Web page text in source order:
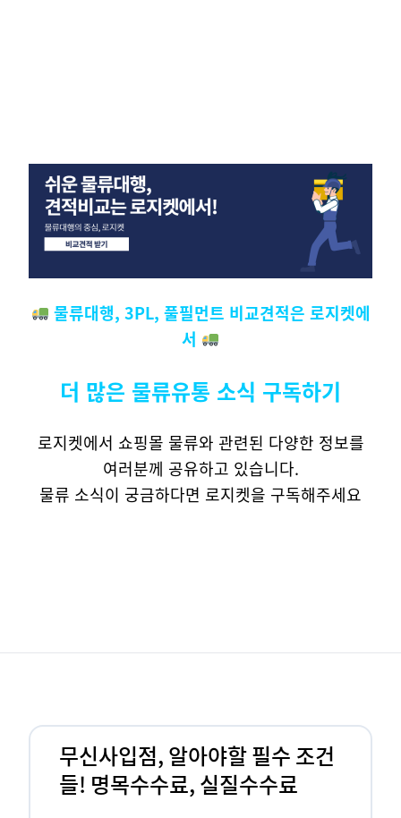
물류대행, 3PL, 풀필먼트 비교견적은 로지켓에
서
더 많은 물류유통 소식 구독하기
로지켓에서 쇼핑몰 물류와 관련된 다양한 정보를
여러분께 공유하고 있습니다.
물류 소식이 궁금하다면 로지켓을 구독해주세요
무신사입점, 알아야할 필수 조건
들! 명목수수료, 실질수수료